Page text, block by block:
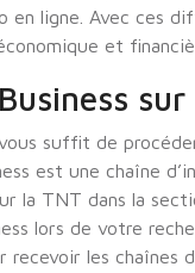
ligne. Avec ces
et
sur
suffit de
est une chaîne
la TNT dans la
lors de votre
les chaînes